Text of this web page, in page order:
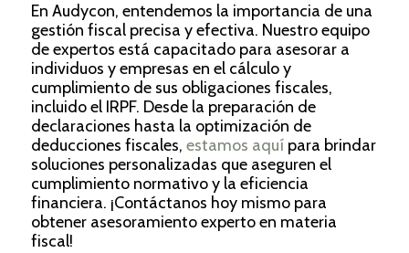
En Audycon, entendemos la importancia de una
gestión fiscal precisa y efectiva. Nuestro equipo
de expertos está capacitado para asesorar a
individuos y empresas en el cálculo y
cumplimiento de sus obligaciones fiscales,
incluido el IRPF. Desde la preparación de
declaraciones hasta la optimización de
deducciones fiscales, estamos aquípara brindar
soluciones personalizadas que aseguren el
cumplimiento normativo y la eficiencia
financiera. ¡Contáctanos hoy mismo para
obtener asesoramiento experto en materia
fiscal!